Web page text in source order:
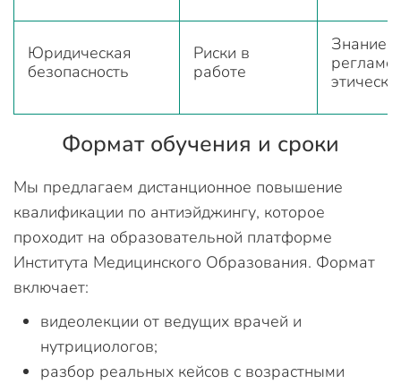
Юридическая
безопасность
Риски в
работе
Знание
Формат обучения и сроки
Мы предлагаем дистанционное повышение
квалификации по антиэйджингу, которое
проходит на образовательной платформе
Института Медицинского Образования. Формат
включает:
видеолекции от ведущих врачей и
нутрициологов;
разбор реальных кейсов с возрастными